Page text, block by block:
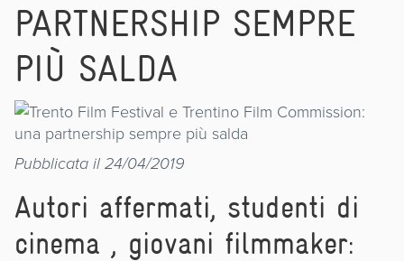
PARTNERSHIP SEMPRE
PIÙ SALDA
Pubblicata il 24/04/2019
Autori affermati, studenti di
cinema , giovani filmmaker: